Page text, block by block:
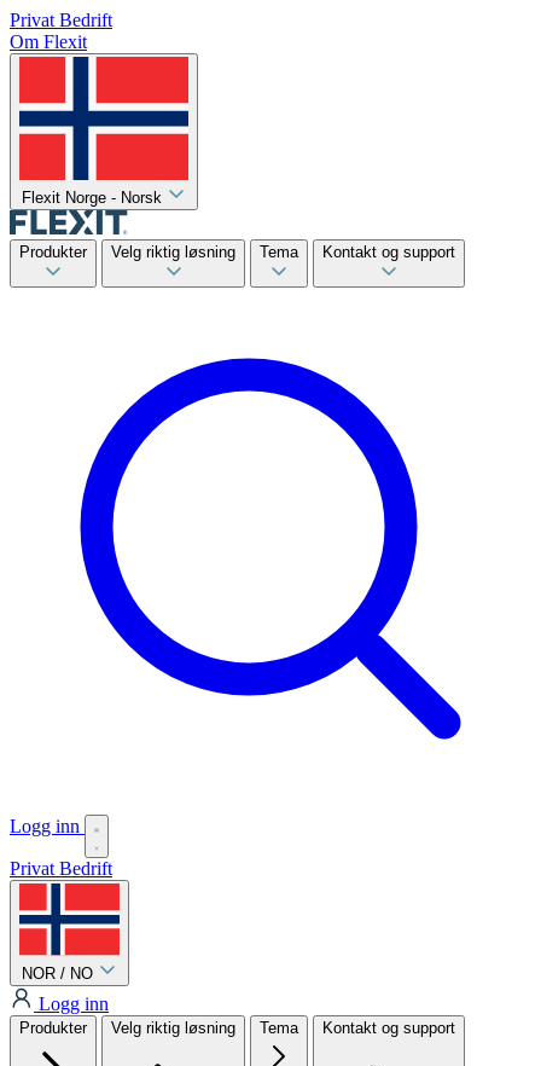
Privat Bedrift
Om Flexit
Flexit Norge - Norsk
Produkter Velg riktig løsning Tema Kontakt og support
Logg inn
Privat Bedrift
NOR / NO
Logg inn
Produkter Velg riktig løsning Tema Kontakt og support